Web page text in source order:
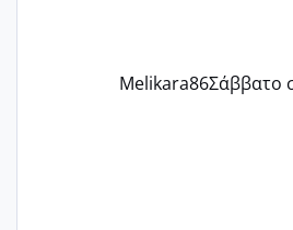
Melikara86Σάββατο